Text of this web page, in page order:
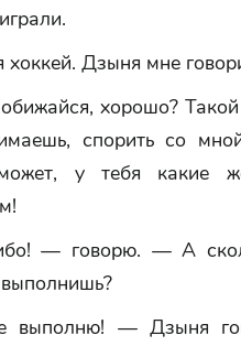
хоккей. Дзыня мне
хорошо? Такой
спорить со
у тебя какие
— говорю. — А
— Дзыня